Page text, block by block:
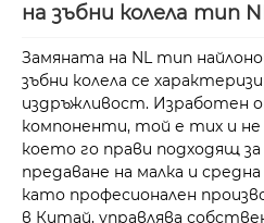
на зъбни колела тип
Замяната на NL тип
зъбни колела се
издръжливост. Изработен
компоненти, той е тих и не
което го прави подходящ за
предаване на малка и
като професионален
в Китай, управлява